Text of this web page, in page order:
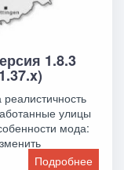
1.8.3
улицы
мода:
Подробнее